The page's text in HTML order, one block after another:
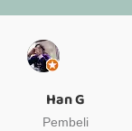
Han G
Pembeli